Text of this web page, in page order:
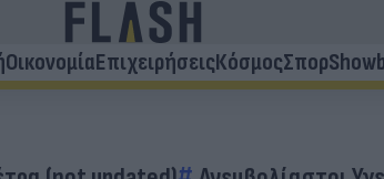
ΟικονομίαΕπιχειρήσειςΚόσμοςΣπορ